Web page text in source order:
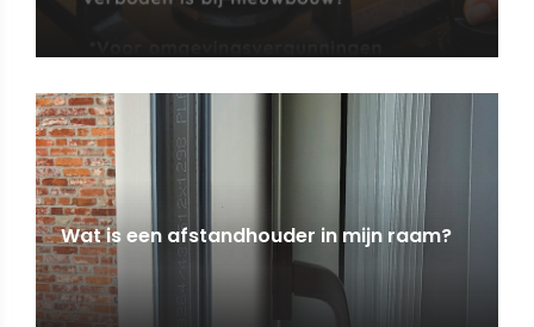
Wat is een afstandhouder in mijn raam?